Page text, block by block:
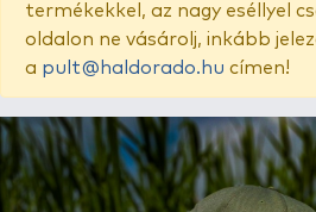
termékekkel, az nagy eséllyel
oldalon ne vásárolj, inkább
a pult@haldorado.hu címen!